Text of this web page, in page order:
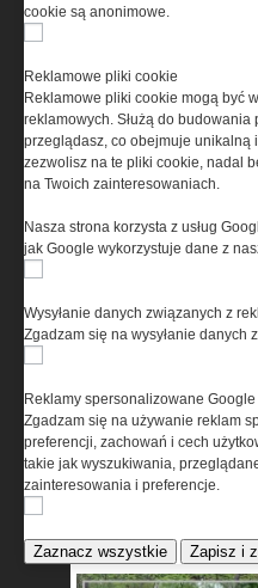
przedramieniu.
barku. W trakcie
utrzymaj prawą
dłoń na biodrze lub
podłoże i unieś
liczbę powtórzeń
zwiększyć
w kamizelce.
Piramida nr 2
PRZODEM Z
cookie są anonimowe.
Reklamowe pliki cookie
Reklamowe pliki cookie mogą być
reklamowych. Służą do
przeglądasz, co obejmuje unikalną
zezwolisz na te pliki cookie, nadal
na Twoich zainteresowaniach.
Nasza strona korzysta z usług
jak Google wykorzystuje dane z
Wysyłanie danych związanych z
Zgadzam się na wysyłanie danych
Reklamy spersonalizowane Google
Zgadzam się na używanie reklam
preferencji, zachowań i cech
takie jak wyszukiwania,
zainteresowania i preferencje.
Zaznacz wszystkie Zapisz i